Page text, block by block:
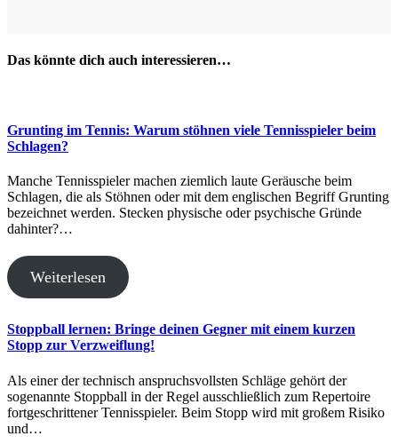
Das könnte dich auch interessieren…
Grunting im Tennis: Warum stöhnen viele Tennisspieler beim
Schlagen?
Manche Tennisspieler machen ziemlich laute Geräusche beim
Schlagen, die als Stöhnen oder mit dem englischen Begriff Grunting
bezeichnet werden. Stecken physische oder psychische Gründe
dahinter?…
Weiterlesen
Stoppball lernen: Bringe deinen Gegner mit einem kurzen
Stopp zur Verzweiflung!
Als einer der technisch anspruchsvollsten Schläge gehört der
sogenannte Stoppball in der Regel ausschließlich zum Repertoire
fortgeschrittener Tennisspieler. Beim Stopp wird mit großem Risiko
und…